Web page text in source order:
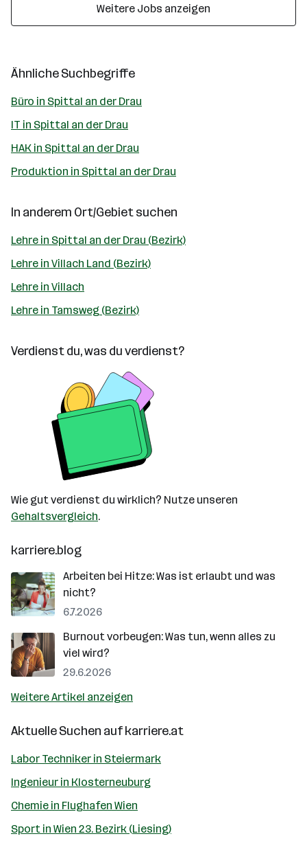
Weitere Jobs anzeigen
Ähnliche Suchbegriffe
Büro in Spittal an der Drau
IT in Spittal an der Drau
HAK in Spittal an der Drau
Produktion in Spittal an der Drau
In anderem Ort/Gebiet suchen
Lehre in Spittal an der Drau (Bezirk)
Lehre in Villach Land (Bezirk)
Lehre in Villach
Lehre in Tamsweg (Bezirk)
Verdienst du, was du verdienst?
Wie gut verdienst du wirklich? Nutze unseren
Gehaltsvergleich.
karriere.blog
Arbeiten bei Hitze: Was ist erlaubt und was
nicht?
6.7.2026
Burnout vorbeugen: Was tun, wenn alles zu
viel wird?
29.6.2026
Weitere Artikel anzeigen
Aktuelle Suchen aufkarriere.at
Labor Techniker in Steiermark
Ingenieur in Klosterneuburg
Chemie in Flughafen Wien
Sport in Wien 23. Bezirk (Liesing)